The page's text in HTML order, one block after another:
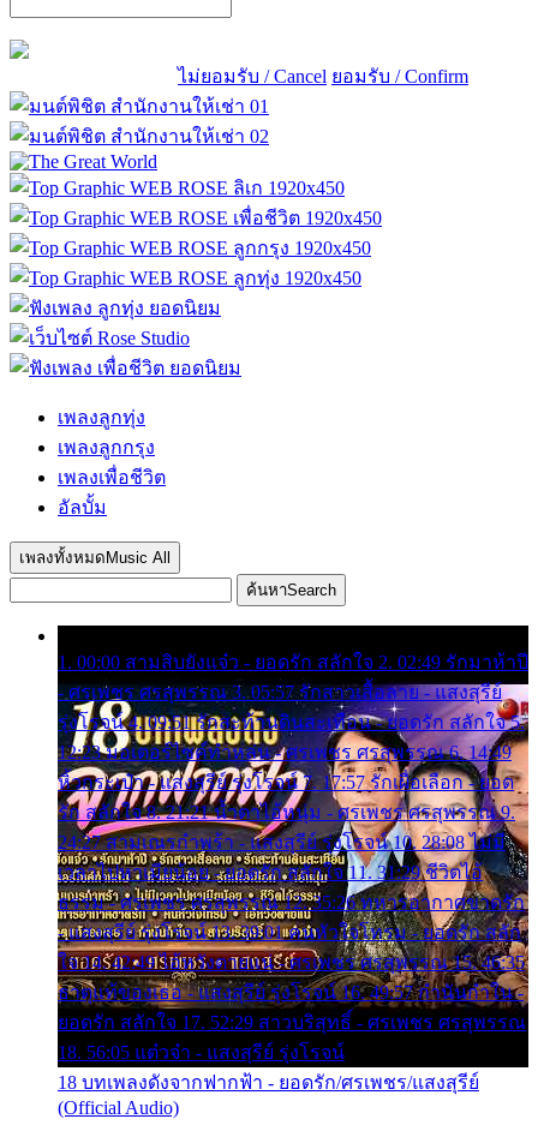
ไม่ยอมรับ / Cancel ยอมรับ / Confirm
เพลงลูกทุ่ง
เพลงลูกกรุง
เพลงเพื่อชีวิต
อัลบั้ม
เพลงทั้งหมด Music All
ค้นหาSearch
1. 00:00 สามสิบยังแจ๋ว - ยอดรัก สลักใจ 2. 02:49 รักมาห้าปี
- ศรเพชร ศรสุพรรณ 3. 05:57 รักสาวเสื้อลาย - แสงสุรีย์
รุ่งโรจน์ 4. 09:51 รักสะท้านดินสะเทือน - ยอดรัก สลักใจ 5.
12:23 มอเตอร์ไซค์ทำหล่น - ศรเพชร ศรสุพรรณ 6. 14:49
หิ้วกระเป๋า - แสงสุรีย์ รุ่งโรจน์ 7. 17:57 รักเผื่อเลือก - ยอด
รัก สลักใจ 8. 21:21 น้ำตาไอ้หนุ่ม - ศรเพชร ศรสุพรรณ 9.
24:27 สามเณรกำพร้า - แสงสุรีย์ รุ่งโรจน์ 10. 28:08 ไม่มี
เวลาไปหาเมียน้อย - ยอดรัก สลักใจ 11. 31:29 ชีวิตไอ้
ธรรม - ศรเพชร ศรสุพรรณ 12. 35:26 ทหารอากาศขาดรัก
- แสงสุรีย์ รุ่งโรจน์ 13. 39:01 คนหัวใจโทรม - ยอดรัก สลัก
ใจ 14. 42:49 ไอ้หวังตายแน่ - ศรเพชร ศรสุพรรณ 15. 46:35
ธาตุแท้ของเธอ - แสงสุรีย์ รุ่งโรจน์ 16. 49:57 กำนันกำใน -
ยอดรัก สลักใจ 17. 52:29 สาวบริสุทธิ์ - ศรเพชร ศรสุพรรณ
18. 56:05 แต๋วจ๋า - แสงสุรีย์ รุ่งโรจน์
18 บทเพลงดังจากฟากฟ้า - ยอดรัก/ศรเพชร/แสงสุรีย์
(Official Audio)